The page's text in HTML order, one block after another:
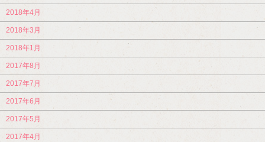
2018年4月
2018年3月
2018年1月
2017年8月
2017年7月
2017年6月
2017年5月
2017年4月